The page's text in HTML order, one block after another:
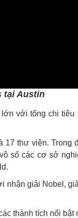
tại Austin
với tổng chi
17 thư viện.
số các cơ sở
nhận giải Nobel,
thành tích nổi bật